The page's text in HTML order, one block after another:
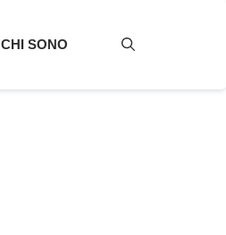
CHI SONO